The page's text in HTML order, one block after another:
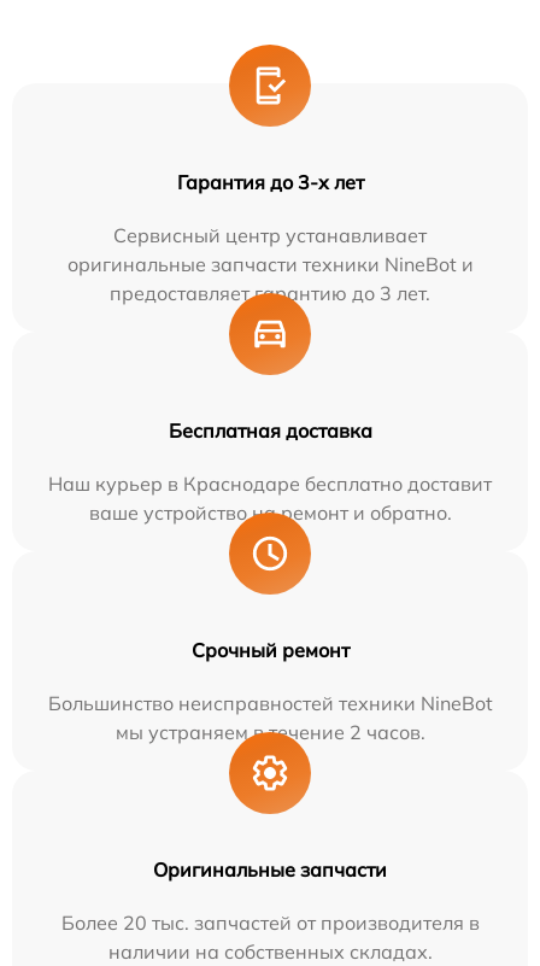
Гарантия до 3-х лет
Сервисный центр устанавливает
оригинальные запчасти техники NineBot и
предоставляет гарантию до 3 лет.
Бесплатная доставка
Наш курьер в Краснодаре бесплатно доставит
ваше устройство на ремонт и обратно.
Срочный ремонт
Большинство неисправностей техники NineBot
мы устраняем в течение 2 часов.
Оригинальные запчасти
Более 20 тыс. запчастей от производителя в
наличии на собственных складах.